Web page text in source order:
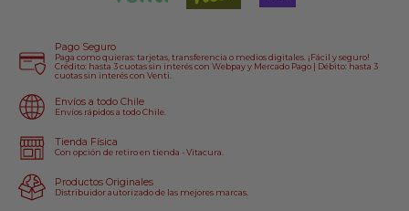
Pago Seguro
Paga como quieras: tarjetas, transferencia o medios digitales. ¡Fácil y seguro!
Crédito: hasta 3 cuotas sin interés con Webpay y Mercado Pago | Débito: hasta 3
cuotas sin interés con Venti.
Envíos a todo Chile
Envíos rápidos a todo Chile.
Tienda Física
Con opción de retiro en tienda - Vitacura.
Productos Originales
Distribuidor autorizado de las mejores marcas.